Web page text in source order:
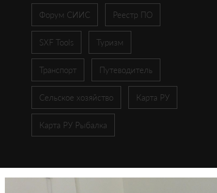
Форум СИИС Реестр ПО
SXF Tools Туризм
Транспорт Путеводитель
Сельское хозяйство Карта РУ
Карта РУ Рыбалка